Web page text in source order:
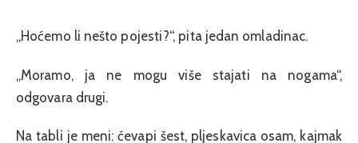
„Hoćemo li nešto pojesti?“, pita jedan omladinac.
„Moramo, ja ne mogu više stajati na nogama“,
odgovara drugi.
Na tabli je meni: ćevapi šest, pljeskavica osam, kajmak